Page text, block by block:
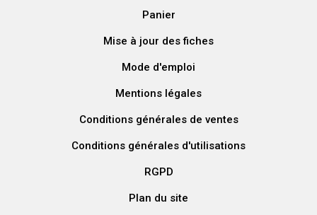
Panier
Mise à jour des fiches
Mode d'emploi
Mentions légales
Conditions générales de ventes
Conditions générales d'utilisations
RGPD
Plan du site